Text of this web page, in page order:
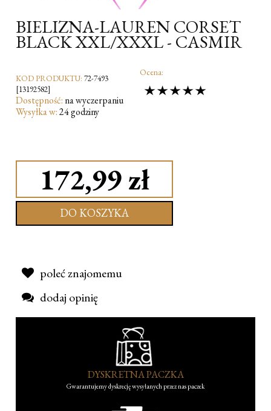
BIELIZNA-LAUREN CORSET
BLACK XXL/XXXL - CASMIR
KOD PRODUKTU: 72-7493
[13192582]
Dostępność: na wyczerpaniu
Wysyłka w:24 godziny
Ocena:
172,99 zł
DO KOSZYKA
poleć znajomemu
dodaj opinię
DYSKRETNA PACZKA
Gwarantujemy dyskrecję wysyłanych przez nas paczek